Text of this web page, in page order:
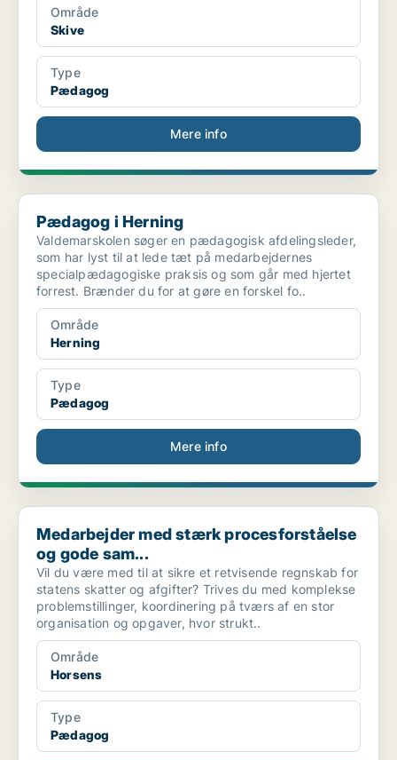
Område
Skive
Type
Pædagog
Mere info
Pædagog i Herning
Pædagog i Herning
Valdemarskolen søger en pædagogisk afdelingsleder,
som har lyst til at lede tæt på medarbejdernes
specialpædagogiske praksis og som går med hjertet
forrest. Brænder du for at gøre en forskel fo..
Område
Herning
Type
Pædagog
Mere info
Medarbejder med stærk procesforståelse og gode sam...
Medarbejder med stærk procesforståelse
og gode sam...
Vil du være med til at sikre et retvisende regnskab for
statens skatter og afgifter? Trives du med komplekse
problemstillinger, koordinering på tværs af en stor
organisation og opgaver, hvor strukt..
Område
Horsens
Type
Pædagog